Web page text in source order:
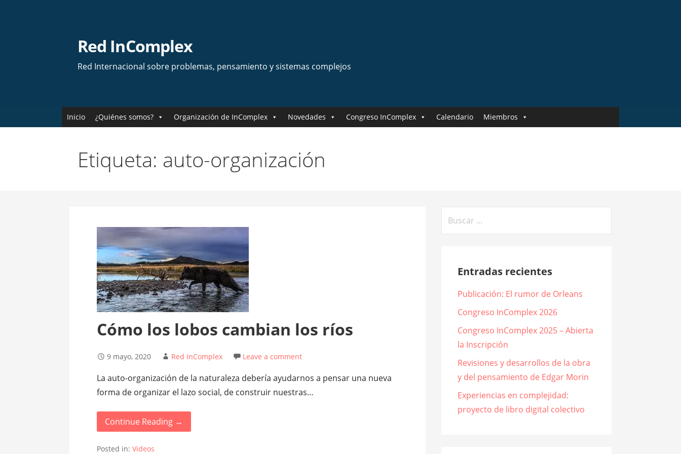
Red InComplex
Red Internacional sobre problemas, pensamiento y sistemas complejos
Inicio ¿Quiénes somos? Organización de InComplex Novedades Congreso InComplex Calendario Miembros
Etiqueta: auto-organización
Cómo los lobos cambian los ríos
9 mayo, 2020 Red InComplex Leave a comment
La auto-organización de la naturaleza debería ayudarnos a pensar una nueva
forma de organizar el lazo social, de construir nuestras…
Continue Reading →
Posted in:Videos
Entradas recientes
Publicación: El rumor de Orleans
Congreso InComplex 2026
Congreso InComplex 2025 – Abierta
la Inscripción
Revisiones y desarrollos de la obra
y del pensamiento de Edgar Morin
Experiencias en complejidad:
proyecto de libro digital colectivo